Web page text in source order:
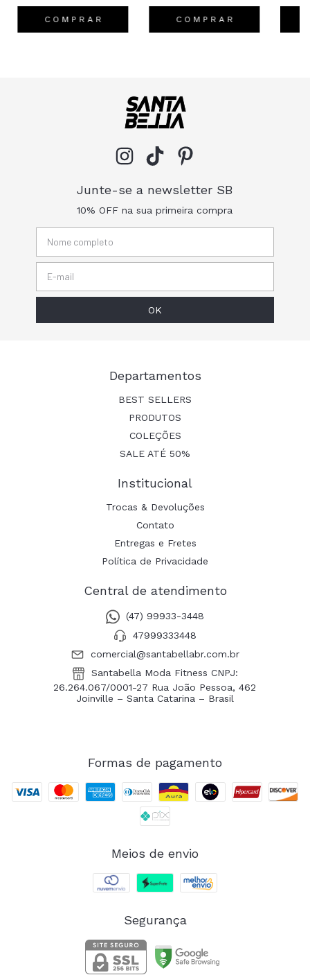
C O M P R A R C O M P R A R
Junte-se a newsletter SB
10% OFF na sua primeira compra
Departamentos
BEST SELLERS
PRODUTOS
COLEÇÕES
SALE ATÉ 50%
Institucional
Trocas & Devoluções
Contato
Entregas e Fretes
Política de Privacidade
Central de atendimento
(47) 99933-3448
47999333448
comercial@santabellabr.com.br
Santabella Moda Fitness CNPJ:
26.264.067/0001-27 Rua João Pessoa, 462
Joinville – Santa Catarina – Brasil
Formas de pagamento
Meios de envio
Segurança